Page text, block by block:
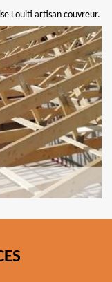
Louiti artisan couvreur.